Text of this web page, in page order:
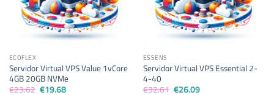
ECOFLEX
Servidor Virtual VPS Value 1vCore
4GB 20GB NVMe
€23.62 El
€19.68El
ESSENS
Servidor Virtual VPS Essential 2-
4-40
€32.61 El
€26.09El